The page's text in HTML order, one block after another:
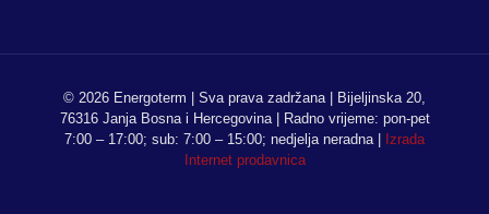
© 2026 Energoterm | Sva prava zadržana | Bijeljinska 20,
76316 Janja Bosna i Hercegovina | Radno vrijeme: pon-pet
7:00 – 17:00; sub: 7:00 – 15:00; nedjelja neradna |
Izrada
Internet prodavnica